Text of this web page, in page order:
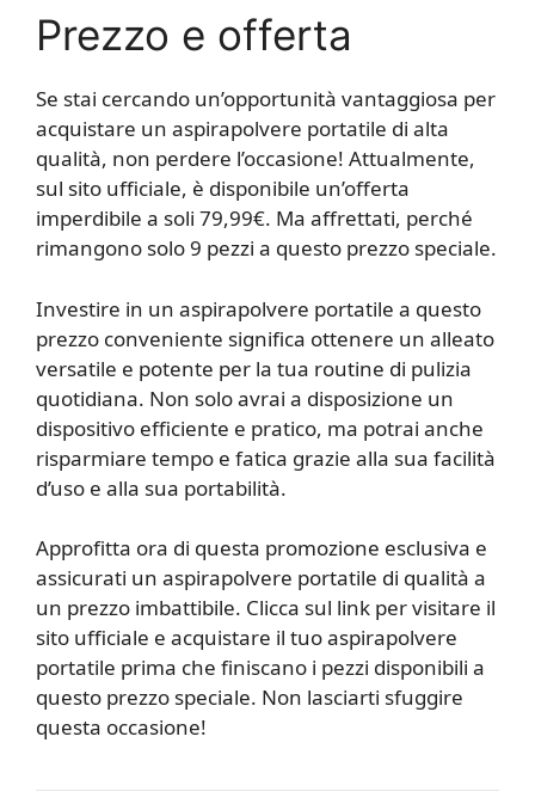
Prezzo e offerta
Se stai cercando un’opportunità vantaggiosa per
acquistare un aspirapolvere portatile di alta
qualità, non perdere l’occasione! Attualmente,
sul sito ufficiale, è disponibile un’offerta
imperdibile a soli 79,99€. Ma affrettati, perché
rimangono solo 9 pezzi a questo prezzo speciale.
Investire in un aspirapolvere portatile a questo
prezzo conveniente significa ottenere un alleato
versatile e potente per la tua routine di pulizia
quotidiana. Non solo avrai a disposizione un
dispositivo efficiente e pratico, ma potrai anche
risparmiare tempo e fatica grazie alla sua facilità
d’uso e alla sua portabilità.
Approfitta ora di questa promozione esclusiva e
assicurati un aspirapolvere portatile di qualità a
un prezzo imbattibile. Clicca sul link per visitare il
sito ufficiale e acquistare il tuo aspirapolvere
portatile prima che finiscano i pezzi disponibili a
questo prezzo speciale. Non lasciarti sfuggire
questa occasione!